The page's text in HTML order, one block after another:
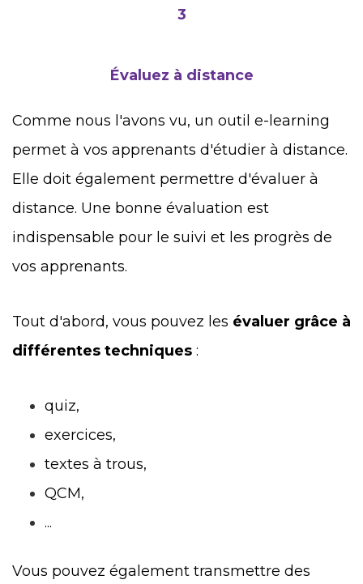
3
Évaluez à distance
Comme nous l'avons vu, un outil e-learning
permet à vos apprenants d'étudier à distance.
Elle doit également permettre d'évaluer à
distance. Une bonne évaluation est
indispensable pour le suivi et les progrès de
vos apprenants.
Tout d'abord, vous pouvez les évaluer grâce à
différentes techniques :
quiz,
exercices,
textes à trous,
QCM,
...
Vous pouvez également transmettre des